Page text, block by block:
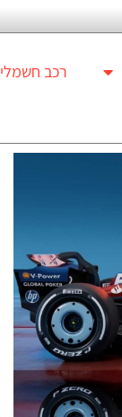
רכב חשמלי